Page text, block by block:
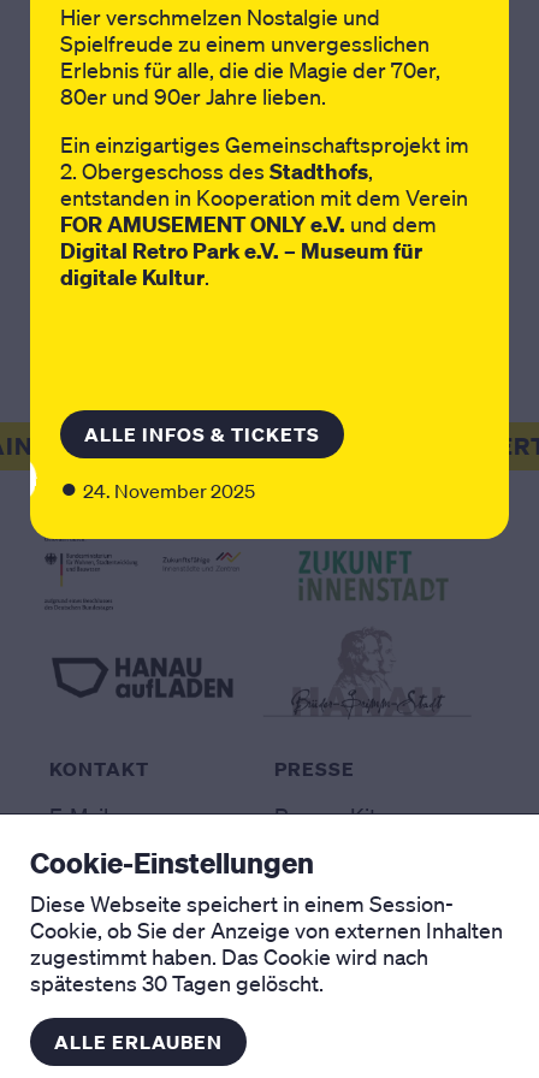
Hier verschmelzen Nostalgie und
Spielfreude zu einem unvergesslichen
Erlebnis für alle, die die Magie der 70er,
80er und 90er Jahre lieben.
Ein einzigartiges Gemeinschaftsprojekt im
2. Obergeschoss des Stadthofs,
entstanden in Kooperation mit dem Verein
FOR AMUSEMENT ONLY e.V. und dem
Digital Retro Park e.V. – Museum für
digitale Kultur.
ALLE INFOS & TICKETS
● 24. November 2025
Um diesen Inhalt anzuzeigen, müssen
zustimmen: Externe Inhalte.
ERLAUBE EXTERNE INHALTE
SHOPPING, KULINARIK,
KONTAKT
E-Mail
PRESSE
Presse-Kit
VERMARKTUNG
Ansprechpartner
Exposé
RECHTLICHES
Impressum
Datenschutz
Cookie-Einstellungen
Diese Webseite speichert in einem Session-
Cookie, ob Sie der Anzeige von externen Inhalten
zugestimmt haben. Das Cookie wird nach
spätestens 30 Tagen gelöscht.
ALLE ERLAUBEN